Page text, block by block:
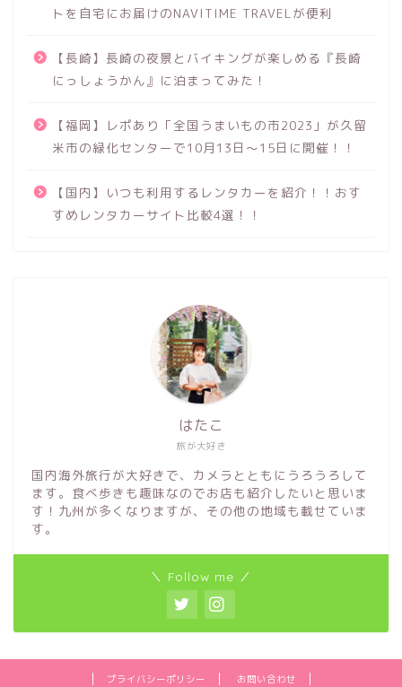
トを自宅にお届けのNAVITIME TRAVELが便利
【長崎】長崎の夜景とバイキングが楽しめる『長崎
にっしょうかん』に泊まってみた！
【福岡】レポあり「全国うまいもの市2023」が久留
米市の緑化センターで10月13日～15日に開催！！
【国内】いつも利用するレンタカーを紹介！！おす
すめレンタカーサイト比較4選！！
旅が大好き
はたこ
国内海外旅行が大好きで、カメラとともにうろうろして
ます。食べ歩きも趣味なのでお店も紹介したいと思いま
す！九州が多くなりますが、その他の地域も載せていま
す。
＼ Follow me ／
プライバシーポリシー お問い合わせ